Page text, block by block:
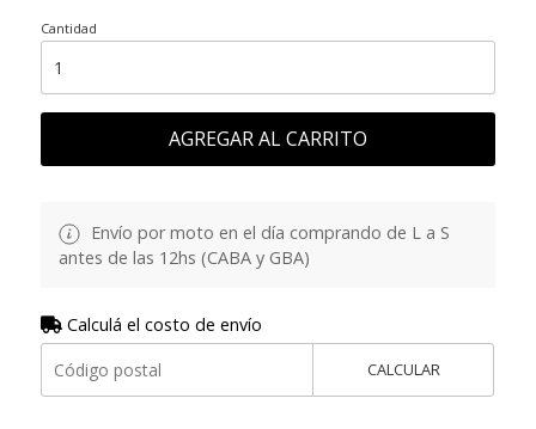
Cantidad
AGREGAR AL CARRITO
Envío por moto en el día comprando de L a S
antes de las 12hs (CABA y GBA)
Calculá el costo de envío
CALCULAR